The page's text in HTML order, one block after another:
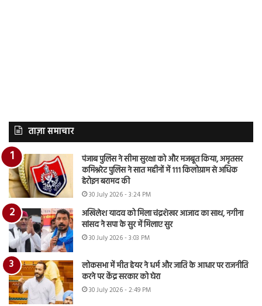
ताज़ा समाचार
पंजाब पुलिस ने सीमा सुरक्षा को और मजबूत किया, अमृतसर
कमिश्नरेट पुलिस ने सात महीनों में 111 किलोग्राम से अधिक
हेरोइन बरामद की
30 July 2026 - 3:24 PM
अखिलेश यादव को मिला चंद्रशेखर आजाद का साथ, नगीना
सांसद ने सपा के सुर में मिलाए सुर
30 July 2026 - 3:03 PM
लोकसभा में मीत हेयर ने धर्म और जाति के आधार पर राजनीति
करने पर केंद्र सरकार को घेरा
30 July 2026 - 2:49 PM